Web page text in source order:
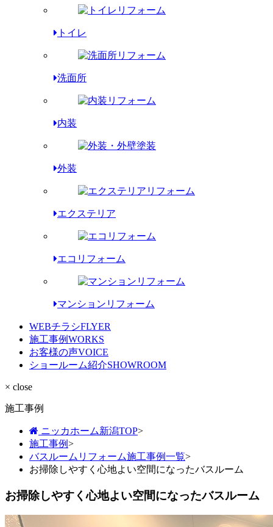
トイレ
洗面所
内装
外装
エクステリア
エコリフォーム
マンションリフォーム
WEBチラシFLYER
施工事例WORKS
お客様の声VOICE
ショールーム紹介SHOWROOM
× close
施工事例
ニッカホーム新潟TOP>
施工事例>
バスルームリフォーム施工事例一覧>
お掃除しやすく心地よい空間になったバスルーム
お掃除しやすく心地よい空間になったバスルーム